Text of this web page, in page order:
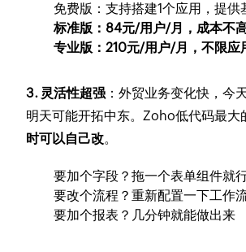
免费版：支持搭建1个应用，提供
标准版：84元/用户/月，成本不高
专业版：210元/用户/月，不限应
3. 灵活性超强 ：外贸业务变化快，今
明天可能开拓中东。Zoho低代码最大
时可以自己改。
要加个字段？拖一个表单组件就
要改个流程？重新配置一下工作
要加个报表？几分钟就能做出来